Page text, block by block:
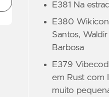
E381 Na
E380
Santos,
Barbosa
E379
em Rust com
muito